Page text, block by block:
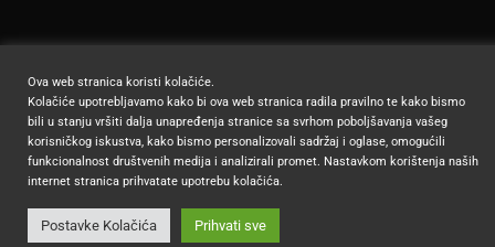
Ova web stranica koristi kolačiće.
Kolačiće upotrebljavamo kako bi ova web stranica radila pravilno te kako bismo
bili u stanju vršiti dalja unapređenja stranice sa svrhom poboljšavanja vašeg
korisničkog iskustva, kako bismo personalizovali sadržaj i oglase, omogućili
funkcionalnost društvenih medija i analizirali promet. Nastavkom korištenja naših
internet stranica prihvatate upotrebu kolačića.
Postavke Kolačića Prihvati sve